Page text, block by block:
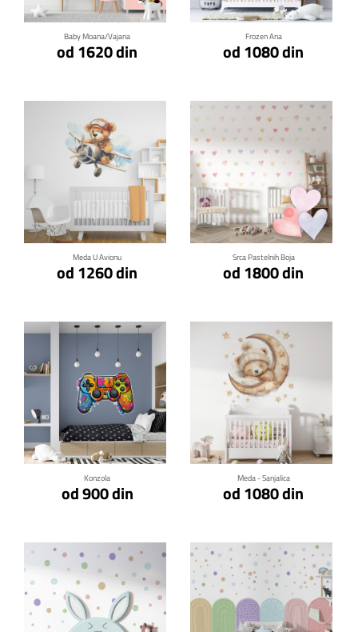
Baby Moana/Vajana
od 1620 din
Frozen Ana
od 1080 din
Meda U Avionu
od 1260 din
Klikni za detalje
Srca Pastelnih Boja
od 1800 din
Klikni za detalje
Konzola
od 900 din
Klikni za detalje
Meda - Sanjalica
od 1080 din
Klikni za detalje